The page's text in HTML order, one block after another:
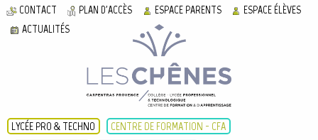
LYCÉE PRO & TECHNO
CENTRE DE FORMATION - CFA
CONTACT PLAN D'ACCÈS ESPACE PARENTS
ESPACE ÉLÈVES
ACTUALITÉS